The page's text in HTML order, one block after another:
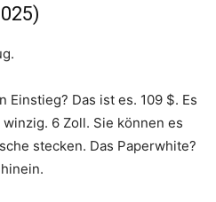
Das ist es. 109 $. Es
winzig. 6 Zoll. Sie können es
stecken. Das Paperwhite?